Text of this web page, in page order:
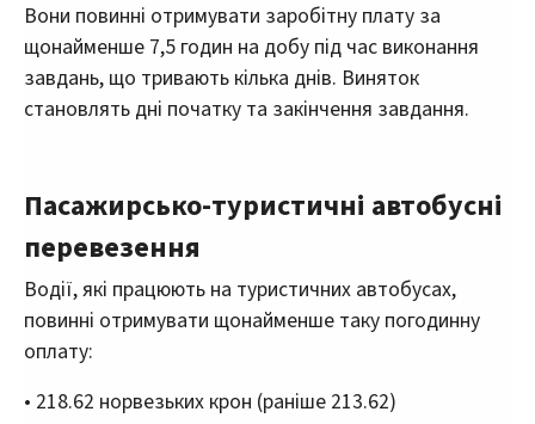
Вони повинні отримувати заробітну плату за
щонайменше 7,5 годин на добу під час виконання
завдань, що тривають кілька днів. Виняток
становлять дні початку та закінчення завдання.
Пасажирсько-туристичні автобусні
перевезення
Водії, які працюють на туристичних автобусах,
повинні отримувати щонайменше таку погодинну
оплату:
• 218.62 норвезьких крон (раніше 213.62)